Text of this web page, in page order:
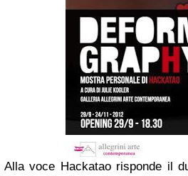
Alla voce Hackatao risponde il